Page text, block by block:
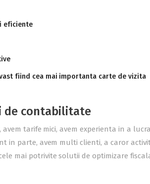
eficiente
fiind cea mai importanta carte de vizita
de contabilitate
avem tarife mici, avem experienta in a
in parte, avem multi clienti, a caror
mai potrivite solutii de optimizare